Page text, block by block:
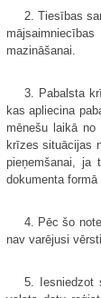
2. Tiesības
mazināšanai.
3. Pabalsta
kas apliecina
mēnešu laikā no
krīzes situācijas
pieņemšanai, ja
dokumenta
4. Pēc šo
nav varējusi
5. Iesniedzot